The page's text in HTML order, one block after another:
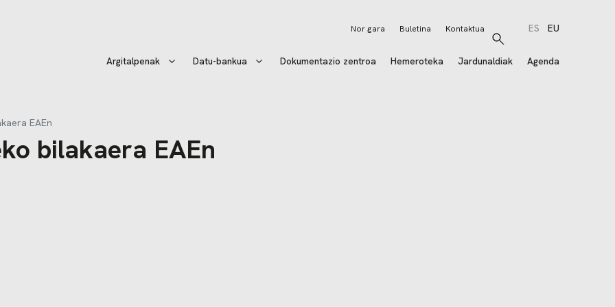
Bilatu
ES EU
Argitalpenak Datu-bankua Dokumentazio zentroa Hemeroteka Jardunaldiak Agenda
Nor gara Buletina Kontaktua
EAEn
bilakaera EAEn